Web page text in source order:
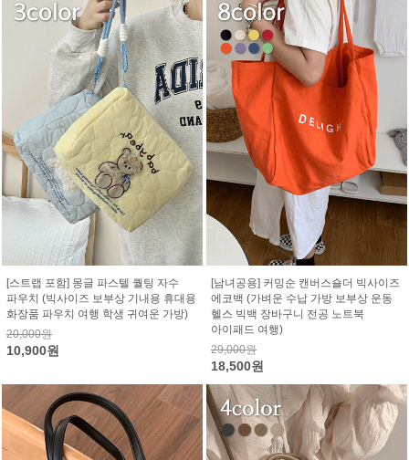
[스트랩 포함] 몽글 파스텔 퀄팅 자수
파우치 (빅사이즈 보부상 기내용 휴대용
화장품 파우치 여행 학생 귀여운 가방)
20,000원
10,900원
[남녀공용] 커밍순 캔버스숄더 빅사이즈
에코백 (가벼운 수납 가방 보부상 운동
헬스 빅백 장바구니 전공 노트북
아이패드 여행)
29,000원
18,500원